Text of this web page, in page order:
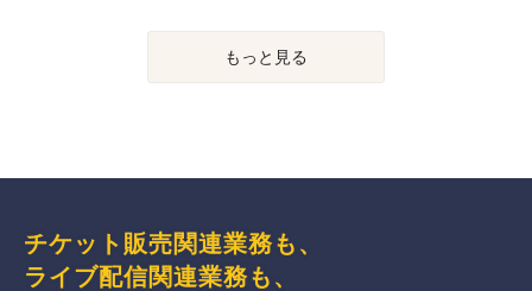
もっと見る
チケット販売関連業務も、
ライブ配信関連業務も、